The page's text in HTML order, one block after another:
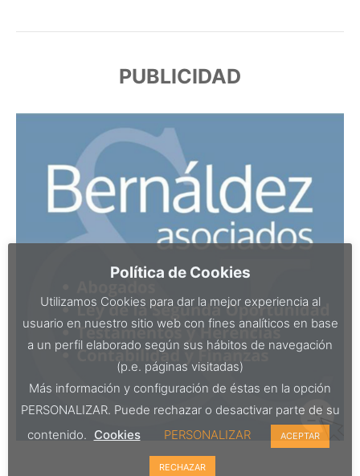
PUBLICIDAD
Política de Cookies
Utilizamos Cookies para dar la mejor experiencia al
usuario en nuestro sitio web con fines analíticos en base
a un perfil elaborado según sus hábitos de navegación
(p.e. páginas visitadas)
Más información y configuración de éstas en la opción
PERSONALIZAR. Puede rechazar o desactivar parte de su
contenido. Cookies PERSONALIZAR ACEPTAR
RECHAZAR